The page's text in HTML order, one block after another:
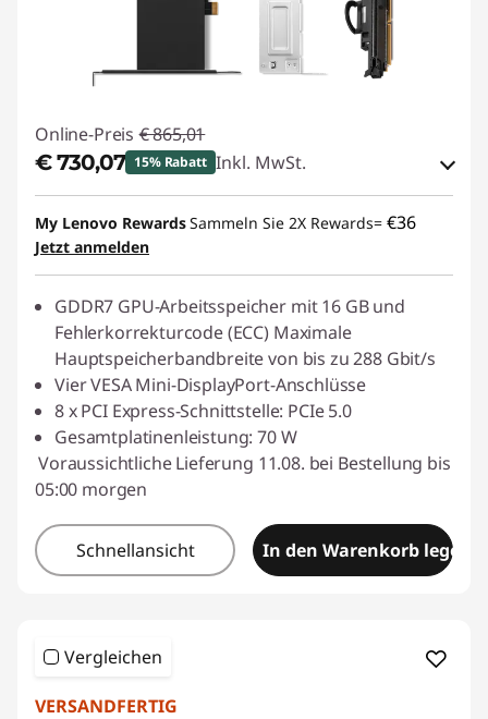
Online-Preis € 865,01
€ 730,07 15% Rabatt Inkl. MwSt.
eCoupon-Rabatt :-€ 134,94
eCoupon :THINKDEAL
My Lenovo RewardsSammeln Sie 2X Rewards= €36
Jetzt anmelden
GDDR7 GPU-Arbeitsspeicher mit 16 GB und
Fehlerkorrekturcode (ECC) Maximale
Hauptspeicherbandbreite von bis zu 288 Gbit/s
Vier VESA Mini-DisplayPort-Anschlüsse
8 x PCI Express-Schnittstelle: PCIe 5.0
Gesamtplatinenleistung: 70 W
Voraussichtliche Lieferung 11.08. bei Bestellung bis
05:00 morgen
Schnellansicht In den Warenkorb legen
Vergleichen
VERSANDFERTIG